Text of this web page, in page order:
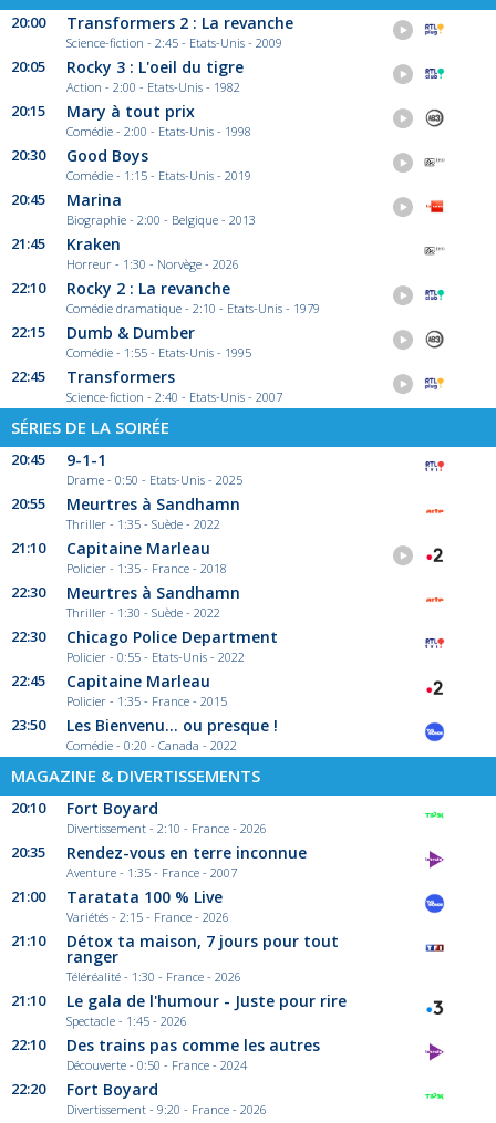
20:00 Transformers 2 : La revanche
Science-fiction - 2:45 - Etats-Unis - 2009
20:05 Rocky 3 : L'oeil du tigre
Action - 2:00 - Etats-Unis - 1982
20:15 Mary à tout prix
Comédie - 2:00 - Etats-Unis - 1998
20:30 Good Boys
Comédie - 1:15 - Etats-Unis - 2019
20:45 Marina
Biographie - 2:00 - Belgique - 2013
21:45 Kraken
Horreur - 1:30 - Norvège - 2026
22:10 Rocky 2 : La revanche
Comédie dramatique - 2:10 - Etats-Unis - 1979
22:15 Dumb & Dumber
Comédie - 1:55 - Etats-Unis - 1995
22:45 Transformers
Science-fiction - 2:40 - Etats-Unis - 2007
SÉRIES DE LA SOIRÉE
20:45 9-1-1
Drame - 0:50 - Etats-Unis - 2025
20:55 Meurtres à Sandhamn
Thriller - 1:35 - Suède - 2022
21:10 Capitaine Marleau
Policier - 1:35 - France - 2018
22:30 Meurtres à Sandhamn
Thriller - 1:30 - Suède - 2022
22:30 Chicago Police Department
Policier - 0:55 - Etats-Unis - 2022
22:45 Capitaine Marleau
Policier - 1:35 - France - 2015
23:50 Les Bienvenu... ou presque !
Comédie - 0:20 - Canada - 2022
MAGAZINE & DIVERTISSEMENTS
20:10 Fort Boyard
Divertissement - 2:10 - France - 2026
20:35 Rendez-vous en terre inconnue
Aventure - 1:35 - France - 2007
21:00 Taratata 100 % Live
Variétés - 2:15 - France - 2026
21:10 Détox ta maison, 7 jours pour tout
ranger
Téléréalité - 1:30 - France - 2026
21:10 Le gala de l'humour - Juste pour rire
Spectacle - 1:45 - 2026
22:10 Des trains pas comme les autres
Découverte - 0:50 - France - 2024
22:20 Fort Boyard
Divertissement - 9:20 - France - 2026